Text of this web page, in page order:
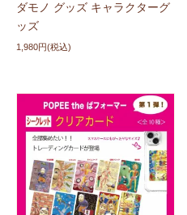
ダモノ グッズ キャラクターグ
ッズ
1,980円(税込)